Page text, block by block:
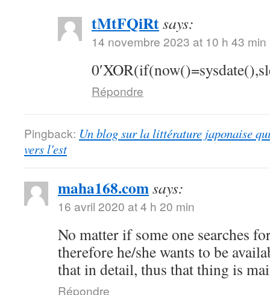
tMtFQiRtsays:
14 novembre 2023 at 10 h 43 min
Répondre
Pingback: Un blog sur la littérature japonaise
vers l'est
maha168.comsays:
16 avril 2020 at 4 h 20 min
No matter if some one searches
therefore he/she wants to be
that in detail, thus that thing is
Répondre